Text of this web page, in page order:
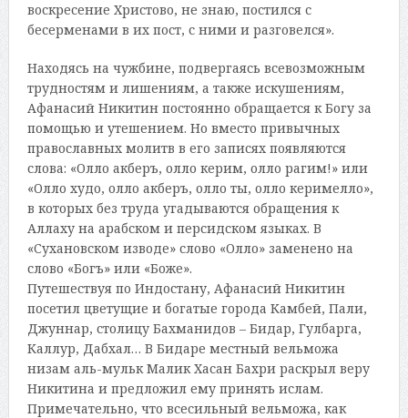
воскресение Христово, не знаю, постился с
бесерменами в их пост, с ними и разговелся».
Находясь на чужбине, подвергаясь всевозможным
трудностям и лишениям, а также искушениям,
Афанасий Никитин постоянно обращается к Богу за
помощью и утешением. Но вместо привычных
православных молитв в его записях появляются
слова: «Олло акберъ, олло керим, олло рагим!» или
«Олло худо, олло акберъ, олло ты, олло керимелло»,
в которых без труда угадываются обращения к
Аллаху на арабском и персидском языках. В
«Сухановском изводе» слово «Олло» заменено на
слово «Богъ» или «Боже».
Путешествуя по Индостану, Афанасий Никитин
посетил цветущие и богатые города Камбей, Пали,
Джуннар, столицу Бахманидов – Бидар, Гулбарга,
Каллур, Дабхал… В Бидаре местный вельможа
низам аль-мульк Малик Хасан Бахри раскрыл веру
Никитина и предложил ему принять ислам.
Примечательно, что всесильный вельможа, как